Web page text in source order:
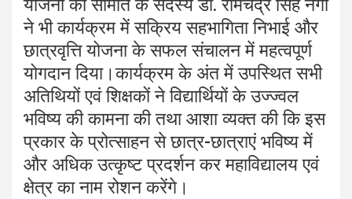
योजना की समिति के सदस्य डॉ. रामचंद्र सिंह नेगी
ने भी कार्यक्रम में सक्रिय सहभागिता निभाई और
छात्रवृत्ति योजना के सफल संचालन में महत्वपूर्ण
योगदान दिया।कार्यक्रम के अंत में उपस्थित सभी
अतिथियों एवं शिक्षकों ने विद्यार्थियों के उज्ज्वल
भविष्य की कामना की तथा आशा व्यक्त की कि इस
प्रकार के प्रोत्साहन से छात्र-छात्राएं भविष्य में
और अधिक उत्कृष्ट प्रदर्शन कर महाविद्यालय एवं
क्षेत्र का नाम रोशन करेंगे।